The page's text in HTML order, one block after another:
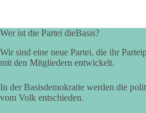
Wer ist die Partei dieBasis?
Wir sind eine neue Partei, die ihr
mit den Mitgliedern entwickelt.
In der Basisdemokratie werden die
vom Volk entschieden.